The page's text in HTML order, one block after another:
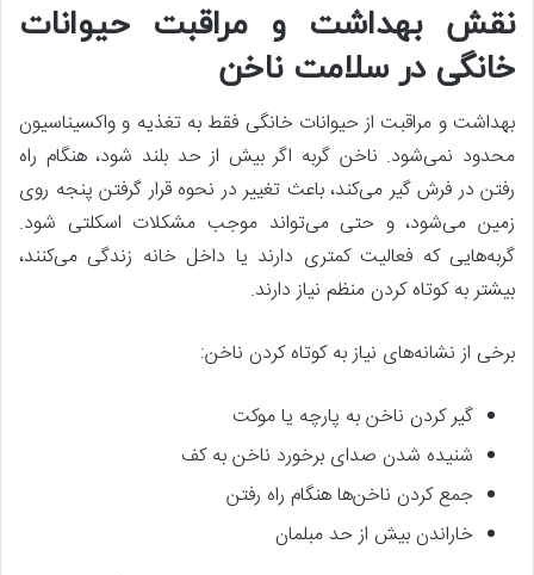
نقش بهداشت و مراقبت حیوانات
خانگی در سلامت ناخن
بهداشت و مراقبت از حیوانات خانگی فقط به تغذیه و واکسیناسیون
محدود نمی‌شود. ناخن گربه اگر بیش از حد بلند شود، هنگام راه
رفتن در فرش گیر می‌کند، باعث تغییر در نحوه قرار گرفتن پنجه روی
زمین می‌شود، و حتی می‌تواند موجب مشکلات اسکلتی شود.
گربه‌هایی که فعالیت کمتری دارند یا داخل خانه زندگی می‌کنند،
بیشتر به کوتاه کردن منظم نیاز دارند.
برخی از نشانه‌های نیاز به کوتاه کردن ناخن:
گیر کردن ناخن به پارچه یا موکت
شنیده شدن صدای برخورد ناخن به کف
جمع کردن ناخن‌ها هنگام راه رفتن
خاراندن بیش از حد مبلمان